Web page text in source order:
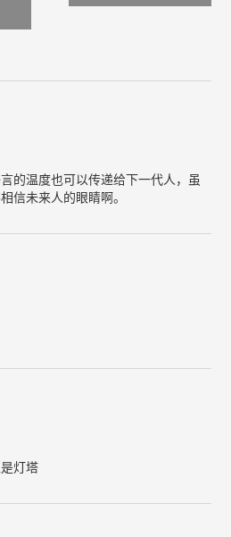
的温度也可以传递给下一代人，虽
信未来人的眼睛啊。
灯塔